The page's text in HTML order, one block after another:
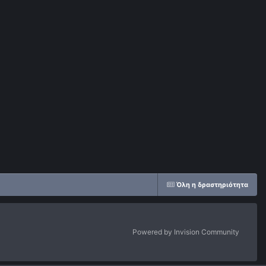
Όλη η δραστηριότητα
Powered by Invision Community